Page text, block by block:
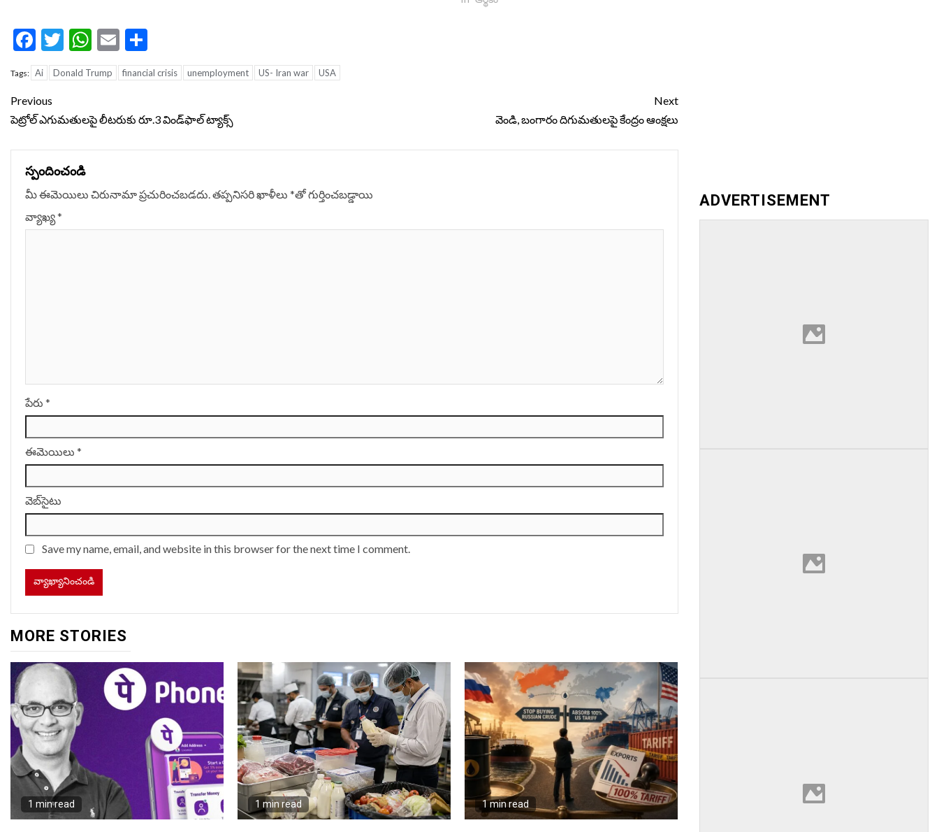
Facebook
Twitter
WhatsApp
Email
Tags: Ai Donald Trump financial crisis unemployment US- Iran war USA
Continue
Reading
Previous
పెట్రోల్ ఎగుమతులపై లీటరుకు రూ.3 విండ్‌ఫాల్ ట్యాక్స్
Next
వెండి, బంగారం దిగుమతులపై కేంద్రం ఆంక్షలు
స్పందించండి
మీ ఈమెయిలు చిరునామా ప్రచురించబడదు.తప్పనిసరి ఖాళీలు *‌తో గుర్తించబడ్డాయి
వ్యాఖ్య*
పేరు *
ఈమెయిలు *
వెబ్‌సైటు
Save my name, email, and website in this browser for the next time I comment.
MORE STORIES
1 min read 1 min read 1 min read
ADVERTISEMENT